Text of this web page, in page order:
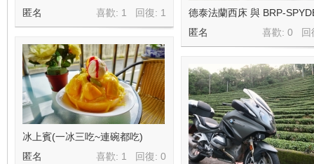
喜歡: 1 回復: 1
匿名
德泰法蘭西床 與 BRP-
喜歡: 0 回
匿名
冰上賓(一冰三吃~連碗都吃)
喜歡: 1 回復: 0
匿名